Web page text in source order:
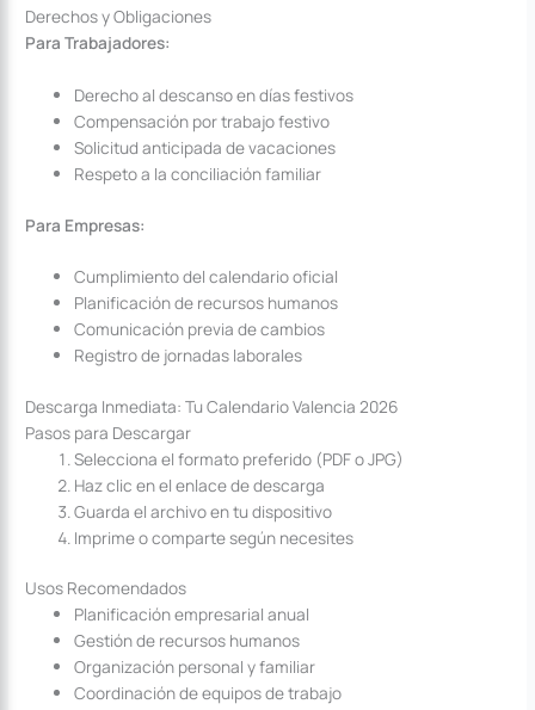
Derechos y Obligaciones
Para Trabajadores:
Derecho al descanso en días festivos
Compensación por trabajo festivo
Solicitud anticipada de vacaciones
Respeto a la conciliación familiar
Para Empresas:
Cumplimiento del calendario oficial
Planificación de recursos humanos
Comunicación previa de cambios
Registro de jornadas laborales
Descarga Inmediata: Tu Calendario Valencia 2026
Pasos para Descargar
Selecciona el formato preferido (PDF o JPG)
Haz clic en el enlace de descarga
Guarda el archivo en tu dispositivo
Imprime o comparte según necesites
Usos Recomendados
Planificación empresarial anual
Gestión de recursos humanos
Organización personal y familiar
Coordinación de equipos de trabajo